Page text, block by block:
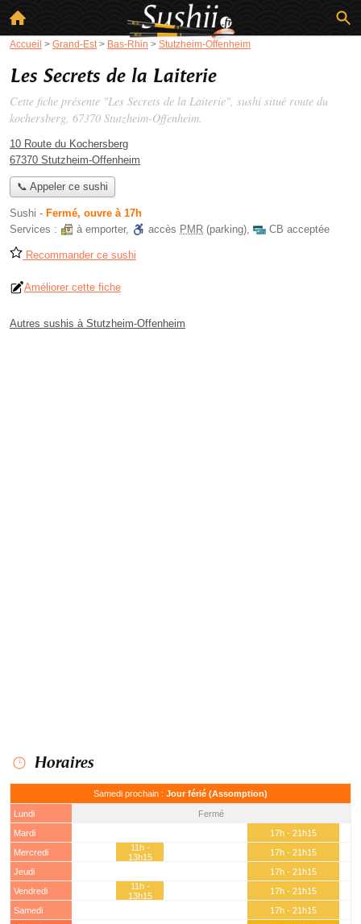
Accueil > Grand-Est > Bas-Rhin > Stutzheim-Offenheim
Les Secrets de la Laiterie
Cette fiche présente "Les Secrets de la Laiterie", sushi situé route du
kochersberg, 67370 Stutzheim-Offenheim.
10 Route du Kochersberg
67370 Stutzheim-Offenheim
📞 Appeler ce sushi
Sushi - Fermé, ouvre à 17h
Services :
à emporter, accès PMR (parking), CB acceptée
Recommander ce sushi
Améliorer cette fiche
Autres sushis à Stutzheim-Offenheim
Horaires
Samedi prochain : Jour férié (Assomption)
Lundi
Fermé
Mardi
17h - 21h15
Mercredi
11h -
13h15
17h - 21h15
Jeudi
17h - 21h15
Vendredi
11h -
13h15
17h - 21h15
Samedi
17h - 21h15